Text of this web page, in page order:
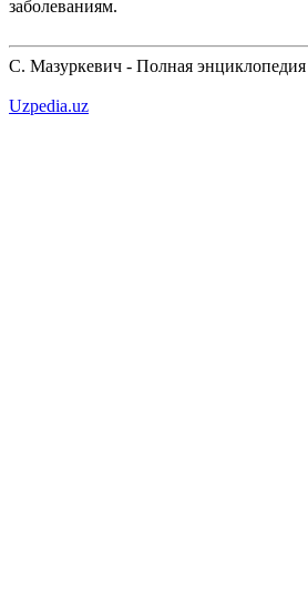
заболеваниям.
С. Мазуркевич - Полная
Uzpedia.uz